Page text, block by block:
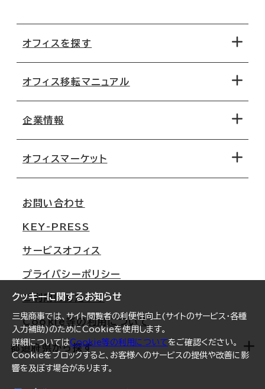
クッキーに関するお知らせ
三鬼商事では、サイト閲覧者の利便性向上(サイトのサービス・各種
入力補助)のためにCookieを使用します。
詳細についてはCookie等の利用についてをご確認ください。
Cookieをブロックすると、お客様へのサービスの提供や改善に影
響を及ぼす場合があります。
オフィスを探す
地図から探す
路線・駅から探す
オフィス移転マニュアル
移転コストシミュレーション
移転スケジュール
オフィス移転Q&A
企業情報
オフィスマーケット
大阪
名古屋
札幌
仙台
横浜
福岡
オフィスリポート
お問い合わせ
KEY-PRESS
サービスオフィス
プライバシーポリシー
ご利用にあたって
Cookie等の利用について
都道府県から探す